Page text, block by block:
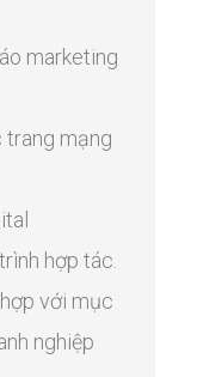
marketing
mạng
hợp tác.
với mục
nghiệp